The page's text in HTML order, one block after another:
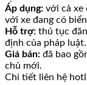
Áp dụng: với cả xe
với xe đang có
Hỗ trợ: thủ tục
định của pháp luật.
Giá bán: đã bao
chủ mới.
Chi tiết liên hệ